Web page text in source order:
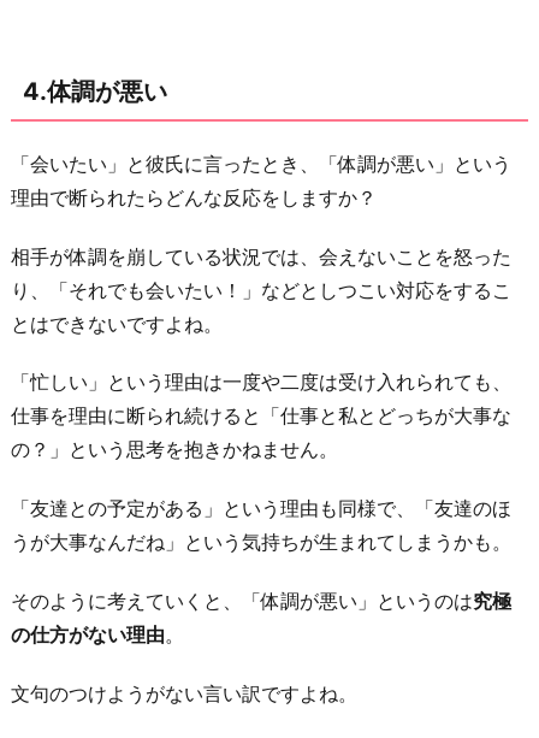
4.体調が悪い
「会いたい」と彼氏に言ったとき、「体調が悪い」という
理由で断られたらどんな反応をしますか？
相手が体調を崩している状況では、会えないことを怒った
り、「それでも会いたい！」などとしつこい対応をするこ
とはできないですよね。
「忙しい」という理由は一度や二度は受け入れられても、
仕事を理由に断られ続けると「仕事と私とどっちが大事な
の？」という思考を抱きかねません。
「友達との予定がある」という理由も同様で、「友達のほ
うが大事なんだね」という気持ちが生まれてしまうかも。
そのように考えていくと、「体調が悪い」というのは究極
の仕方がない理由。
文句のつけようがない言い訳ですよね。